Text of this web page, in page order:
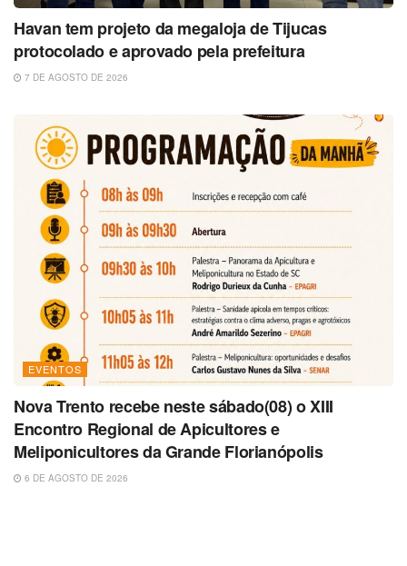
Havan tem projeto da megaloja de Tijucas
protocolado e aprovado pela prefeitura
7 DE AGOSTO DE 2026
EVENTOS
Nova Trento recebe neste sábado(08) o XIII
Encontro Regional de Apicultores e
Meliponicultores da Grande Florianópolis
6 DE AGOSTO DE 2026